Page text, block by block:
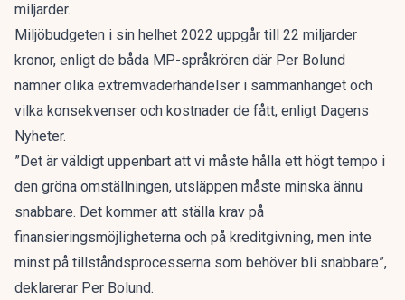
miljarder.
Miljöbudgeten i sin helhet 2022 uppgår till 22 miljarder
kronor, enligt de båda MP-språkrören där Per Bolund
nämner olika extremväderhändelser i sammanhanget och
vilka konsekvenser och kostnader de fått, enligt Dagens
Nyheter.
”Det är väldigt uppenbart att vi måste hålla ett högt tempo i
den gröna omställningen, utsläppen måste minska ännu
snabbare. Det kommer att ställa krav på
finansieringsmöjligheterna och på kreditgivning, men inte
minst på tillståndsprocesserna som behöver bli snabbare”,
deklarerar Per Bolund.